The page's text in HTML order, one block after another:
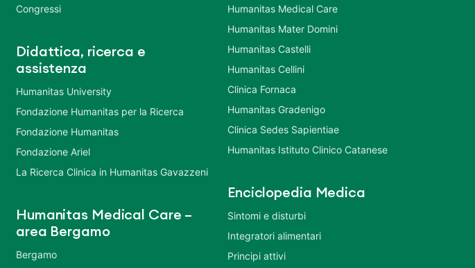
Congressi
Didattica, ricerca e
assistenza
Humanitas University
Fondazione Humanitas per la Ricerca
Fondazione Humanitas
Fondazione Ariel
La Ricerca Clinica in Humanitas Gavazzeni
Humanitas Medical Care –
area Bergamo
Bergamo
Humanitas Medical Care
Humanitas Mater Domini
Humanitas Castelli
Humanitas Cellini
Clinica Fornaca
Humanitas Gradenigo
Clinica Sedes Sapientiae
Humanitas Istituto Clinico Catanese
Enciclopedia Medica
Sintomi e disturbi
Integratori alimentari
Principi attivi